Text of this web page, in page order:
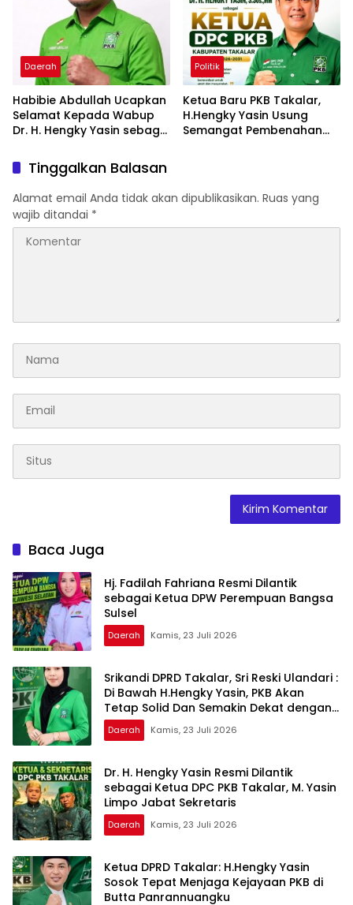
Daerah
Habibie Abdullah Ucapkan
Selamat Kepada Wabup
Dr. H. Hengky Yasin sebagai
Takalar Periode 2026–2031
Politik
Ketua Baru PKB Takalar,
H.Hengky Yasin Usung
Semangat Pembenahan
Tinggalkan Balasan
Alamat email Anda tidak akan dipublikasikan. Ruas yang
wajib ditandai *
Baca Juga
Hj. Fadilah Fahriana Resmi Dilantik
sebagai Ketua DPW Perempuan Bangsa
Sulsel
Daerah Kamis, 23 Juli 2026
Srikandi DPRD Takalar, Sri Reski Ulandari :
Di Bawah H.Hengky Yasin, PKB Akan
Tetap Solid Dan Semakin Dekat dengan
Rakyat
Daerah Kamis, 23 Juli 2026
Dr. H. Hengky Yasin Resmi Dilantik
sebagai Ketua DPC PKB Takalar, M. Yasin
Limpo Jabat Sekretaris
Daerah Kamis, 23 Juli 2026
Ketua DPRD Takalar: H.Hengky Yasin
Sosok Tepat Menjaga Kejayaan PKB di
Butta Panrannuangku